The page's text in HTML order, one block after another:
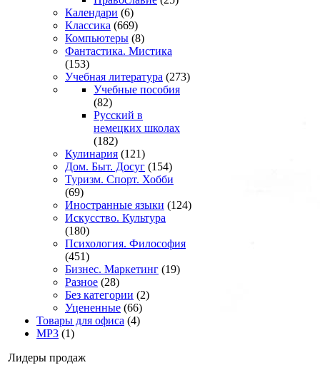
Календари (6)
Классика (669)
Компьютеры (8)
Фантастика. Мистика
(153)
Учебная литература (273)
Учебные пособия
(82)
Русский в
немецких школах
(182)
Кулинария (121)
Дом. Быт. Досуг (154)
Туризм. Спорт. Хобби
(69)
Иностранные языки (124)
Искусство. Культура
(180)
Психология. Философия
(451)
Бизнес. Маркетинг (19)
Разное (28)
Без категории (2)
Уцененные (66)
Товары для офиса (4)
MP3 (1)
Лидеры продаж